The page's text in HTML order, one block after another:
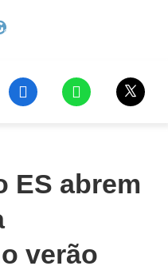
ES abrem
verão